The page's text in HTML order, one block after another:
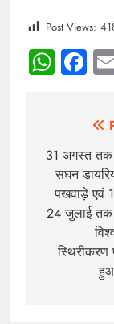
Post Views:
31 अगस्त
सघन
पखवाड़े एवं
24 जुलाई